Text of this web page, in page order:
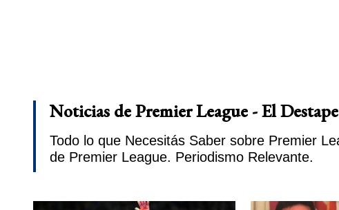
Noticias de Premier League - El Destape
Todo lo que Necesitás Saber sobre Premier
de Premier League. Periodismo Relevante.